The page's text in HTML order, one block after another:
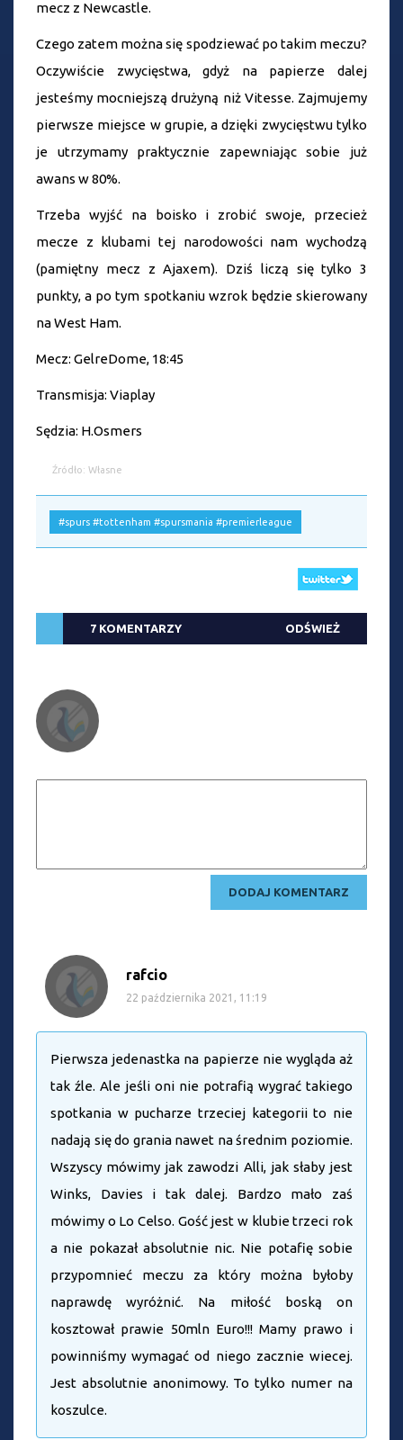
mecz z Newcastle.
Czego zatem można się spodziewać po takim meczu?
Oczywiście zwycięstwa, gdyż na papierze dalej
jesteśmy mocniejszą drużyną niż Vitesse. Zajmujemy
pierwsze miejsce w grupie, a dzięki zwycięstwu tylko
je utrzymamy praktycznie zapewniając sobie już
awans w 80%.
Trzeba wyjść na boisko i zrobić swoje, przecież
mecze z klubami tej narodowości nam wychodzą
(pamiętny mecz z Ajaxem). Dziś liczą się tylko 3
punkty, a po tym spotkaniu wzrok będzie skierowany
na West Ham.
Mecz: GelreDome, 18:45
Transmisja: Viaplay
Sędzia: H.Osmers
Źródło: Własne
#spurs #tottenham #spursmania #premierleague
7 KOMENTARZY ODŚWIEŻ
rafcio
22 października 2021, 11:19
Pierwsza jedenastka na papierze nie wygląda aż
tak źle. Ale jeśli oni nie potrafią wygrać takiego
spotkania w pucharze trzeciej kategorii to nie
nadają się do grania nawet na średnim poziomie.
Wszyscy mówimy jak zawodzi Alli, jak słaby jest
Winks, Davies i tak dalej. Bardzo mało zaś
mówimy o Lo Celso. Gość jest w klubie trzeci rok
a nie pokazał absolutnie nic. Nie potafię sobie
przypomnieć meczu za który można byłoby
naprawdę wyróżnić. Na miłość boską on
kosztował prawie 50mln Euro!!! Mamy prawo i
powinniśmy wymagać od niego zacznie wiecej.
Jest absolutnie anonimowy. To tylko numer na
koszulce.